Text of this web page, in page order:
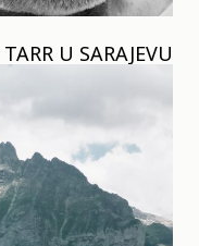
U SARAJEVU